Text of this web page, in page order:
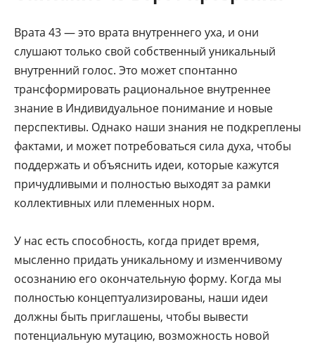
Врата 43 — это врата внутреннего уха, и они
слушают только свой собственный уникальный
внутренний голос. Это может спонтанно
трансформировать рациональное внутреннее
знание в Индивидуальное понимание и новые
перспективы. Однако наши знания не подкреплены
фактами, и может потребоваться сила духа, чтобы
поддержать и объяснить идеи, которые кажутся
причудливыми и полностью выходят за рамки
коллективных или племенных норм.
У нас есть способность, когда придет время,
мысленно придать уникальному и изменчивому
осознанию его окончательную форму. Когда мы
полностью концептуализированы, наши идеи
должны быть приглашены, чтобы вывести
потенциальную мутацию, возможность новой